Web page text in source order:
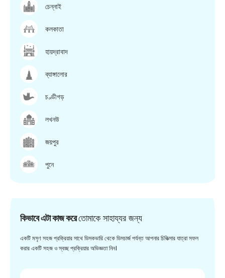
চেন্নাই
কলকাতা
হায়দ্রাবাদ
ব্যাঙ্গালোর
চণ্ডীগড়
লখনউ
জয়পুর
পুনে
কিভাবে এটা কাজ করেতোমাকে সাহায্যর জন্য
একটি মসৃণ সহজ প্রক্রিয়ার সাথে ডিসকভারি থেকে ডিসচার্জ পর্যন্ত আপনার চিকিত্সার যাত্রা সফল
করার একটি সহজ ও স্বচ্ছ প্রক্রিয়ার অভিজ্ঞতা নিন।